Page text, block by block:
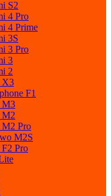
S2
4 Pro
4 Prime
3S
3 Pro
3
2
X3
F1
M3
M2
Pro
M2S
Pro